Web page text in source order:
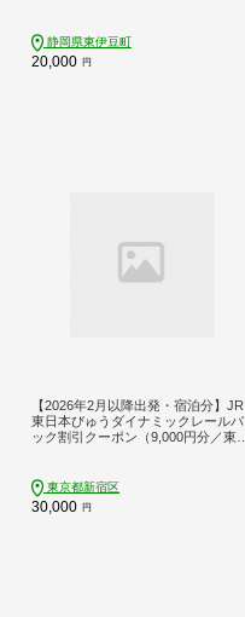
静岡県東伊豆町
20,000 円
【2026年2月以降出発・宿泊分】JR
東日本びゅうダイナミックレールパ
ック割引クーポン（9,000円分／東京
東京都新宿区
30,000 円